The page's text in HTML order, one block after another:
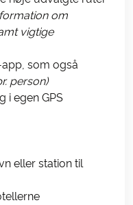
om
vigtige
som også
person)
i egen GPS
eller station til